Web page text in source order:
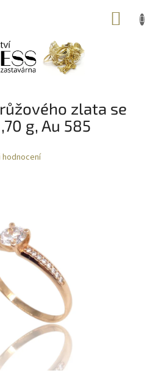
zlata se
g, Au 585